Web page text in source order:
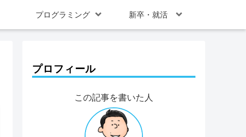
プログラミング 新卒・就活
プロフィール
この記事を書いた人